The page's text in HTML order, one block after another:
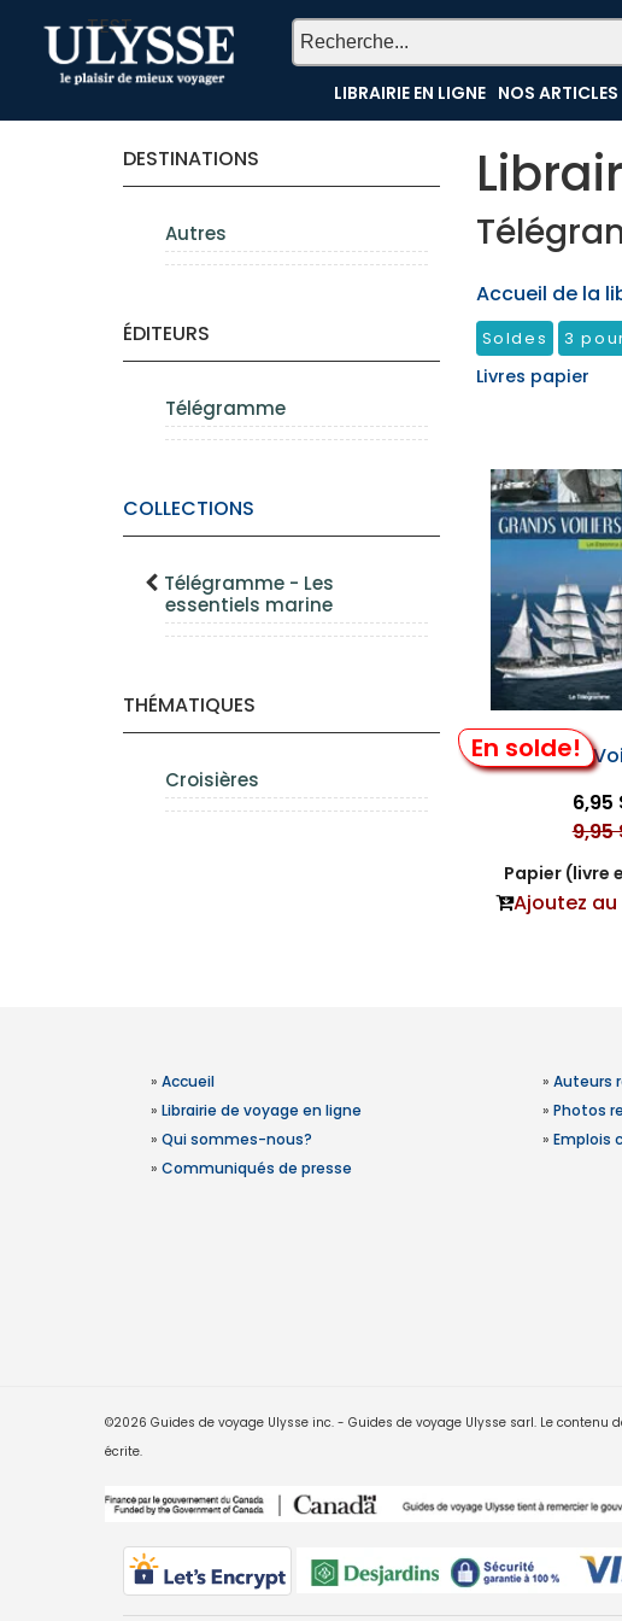
TEST
LIBRAIRIE EN LIGNE NOS ARTICLES
DESTINATIONS
Autres
ÉDITEURS
Télégramme
COLLECTIONS
Télégramme - Les
essentiels marine
THÉMATIQUES
Croisières
Accueil de la
Soldes 3
Livres papier
En solde!
Grands
6,95
9,95
Papier (livre
Ajoutez
» Accueil
» Librairie de voyage en ligne
» Qui sommes-nous?
» Communiqués de presse
» Auteurs
» Photos
» Emplois
©2026 Guides de voyage Ulysse inc. - Guides de voyage Ulysse sarl. Le
écrite.